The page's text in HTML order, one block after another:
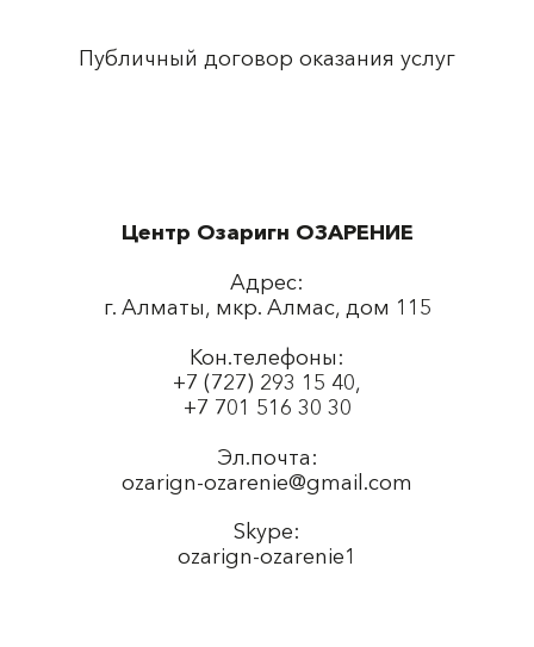
Публичный договор оказания услуг
Центр Озаригн ОЗАРЕНИЕ
Адрес:
г. Алматы, мкр. Алмас, дом 115
Кон.телефоны:
+7 (727) 293 15 40,
+7 701 516 30 30
Эл.почта:
ozarign-ozarenie@gmail.com
Skype:
ozarign-ozarenie1